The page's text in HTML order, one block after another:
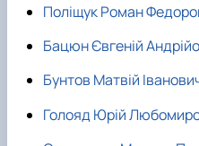
Поліщук Роман
Бацюн Євгеній
Бунтов Матвій
Голояд Юрій